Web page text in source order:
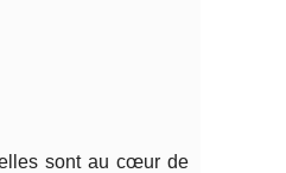
sont au cœur de